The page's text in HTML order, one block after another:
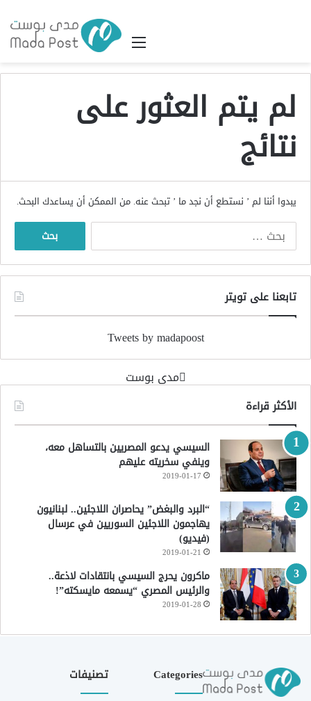
القائمة
لم يتم العثور على
نتائج
يبدوا أننا لم ’ نستطع أن نجد ما ’ تبحث عنه. من الممكن أن يساعدك البحث.
البحث
تابعنا على تويتر
Tweets by madapoost
‏مدى بوست‏
الأكثر قراءة
السيسي يدعو المصريين بالتساهل معه،
وينفي سخريته عليهم
2019-01-17
“البرد والبغض” يحاصران اللاجئين.. لبنانيون
يهاجمون اللاجئين السوريين في عرسال
(فيديو)
2019-01-21
ماكرون يحرج السيسي بانتقادات لاذعة..
والرئيس المصري “يسمعه مايسكته”!
2019-01-28
Categories تصنيفات